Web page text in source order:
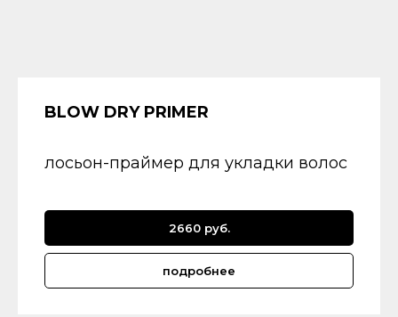
BLOW DRY PRIMER
лосьон-праймер для укладки волос
2660 руб.
подробнее